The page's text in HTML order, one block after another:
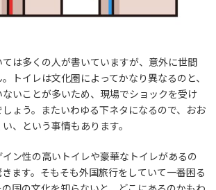
ては多くの人が書いていますが、意外に世間
トイレは文化圏によってかなり異なるのと、
いことが多いため、現場でショックを受け
ょう。またいわゆる下ネタになるので、おお
、という事情もあります。
ン性の高いトイレや豪華なトイレがあるの
ます。そもそも外国旅行をしていて一番困る